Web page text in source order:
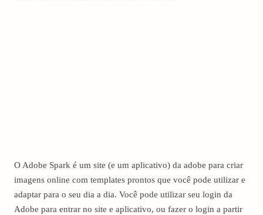
O Adobe Spark é um site (e um aplicativo) da adobe para criar
imagens online com templates prontos que você pode utilizar e
adaptar para o seu dia a dia. Você pode utilizar seu login da
Adobe para entrar no site e aplicativo, ou fazer o login a partir